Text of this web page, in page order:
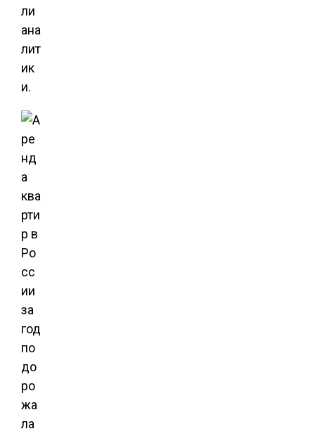
ли
ана
лит
ик
и.